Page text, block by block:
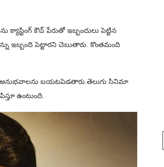
కౌచ్ పేరుతో ఇబ్బందులు పెట్టిన
ఇబ్బంది పెట్టారని చెబుతారు. కొంతమంది
అనుభవాలను బయటపెడతారు.తెలుగు సినిమా
ఉంటుంది.